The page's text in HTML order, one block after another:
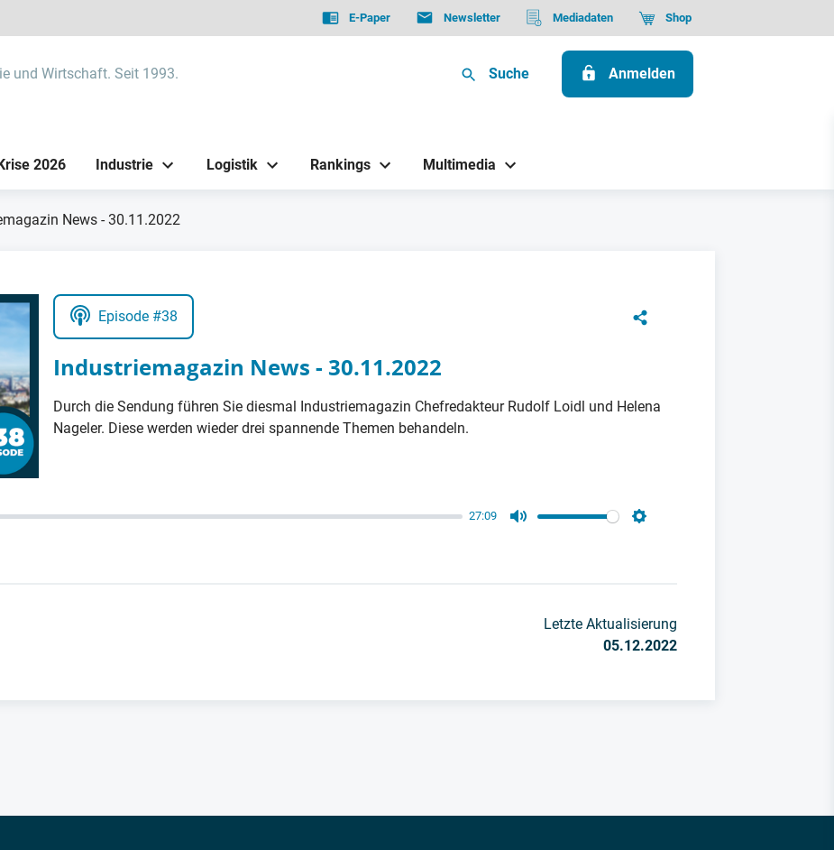
E-Paper Newsletter Mediadaten Shop
und Wirtschaft. Seit 1993. Suche Anmelden
2026 Industrie Logistik Rankings Multimedia
News - 30.11.2022
Episode #38
Industriemagazin News - 30.11.2022
Durch die Sendung führen Sie diesmal Industriemagazin Chefredakteur Rudolf Loidl und Helena
Nageler. Diese werden wieder drei spannende Themen behandeln.
27:09
Letzte Aktualisierung
05.12.2022